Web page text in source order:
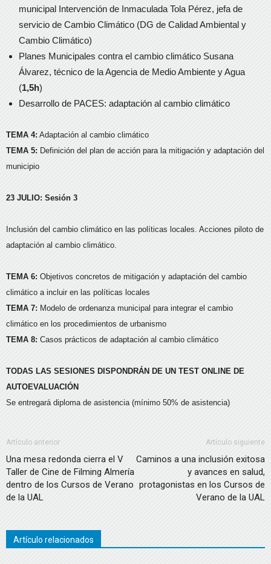
municipal Intervención de Inmaculada Tola Pérez, jefa de
servicio de Cambio Climático (DG de Calidad Ambiental y
Cambio Climático)
Planes Municipales contra el cambio climático Susana
Álvarez, técnico de la Agencia de Medio Ambiente y Agua
(1,5h)
Desarrollo de PACES: adaptación al cambio climático
TEMA 4: Adaptación al cambio climático
TEMA 5: Definición del plan de acción para la mitigación y adaptación del
municipio
23 JULIO: Sesión 3
Inclusión del cambio climático en las políticas locales. Acciones piloto de
adaptación al cambio climático.
TEMA 6: Objetivos concretos de mitigación y adaptación del cambio
climático a incluir en las políticas locales
TEMA 7: Modelo de ordenanza municipal para integrar el cambio
climático en los procedimientos de urbanismo
TEMA 8: Casos prácticos de adaptación al cambio climático
TODAS LAS SESIONES DISPONDRÁN DE UN TEST ONLINE DE
AUTOEVALUACIÓN
Se entregará diploma de asistencia (mínimo 50% de asistencia)
Artículo anterior
Una mesa redonda cierra el V
Taller de Cine de Filming Almería
dentro de los Cursos de Verano
de la UAL
Artículo siguiente
Caminos a una inclusión exitosa
y avances en salud,
protagonistas en los Cursos de
Verano de la UAL
Artículo relacionados